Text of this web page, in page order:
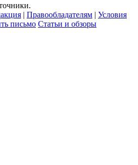
| Правообладателям | Условия
письмо Статьи и обзоры